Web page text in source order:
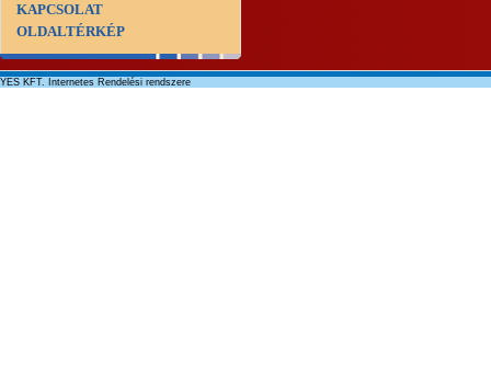
KAPCSOLAT
OLDALTÉRKÉP
YES KFT. Internetes Rendelési rendszere